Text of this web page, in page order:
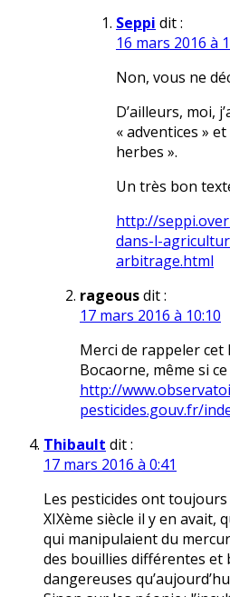
Seppi dit :
16 mars 2016 à
Non, vous ne
D’ailleurs, moi,
« adventices »
herbes ».
Un très bon
http://
dans-l-
arbitrage.html
rageousdit :
17 mars 2016 à 10:10
Merci de rappeler cet
Bocaorne, même si
http://
pesticides.gouv.fr/
Thibault dit :
17 mars 2016 à 0:41
Les pesticides ont
XIXème siècle il y en avait,
qui manipulaient du
des bouillies différentes
dangereuses